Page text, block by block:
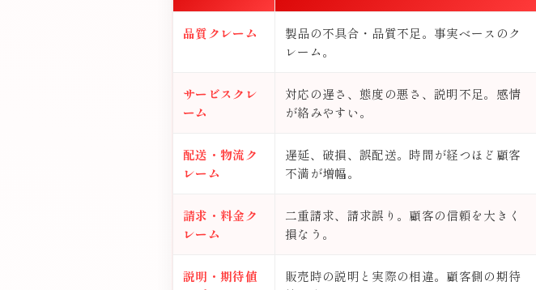
品質クレーム
製品の不具合・品質不足。事実ベースのク
レーム。
サービスクレ
ーム
対応の遅さ、態度の悪さ、説明不足。感情
が絡みやすい。
配送・物流ク
レーム
遅延、破損、誤配送。時間が経つほど顧客
不満が増幅。
請求・料金ク
レーム
二重請求、請求誤り。顧客の信頼を大きく
損なう。
説明・期待値
販売時の説明と実際の相違。顧客側の期待